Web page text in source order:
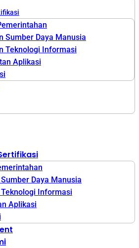
Sumber Daya Manusia
Teknologi Informasi
Aplikasi
Daya Manusia
Informasi
Aplikasi